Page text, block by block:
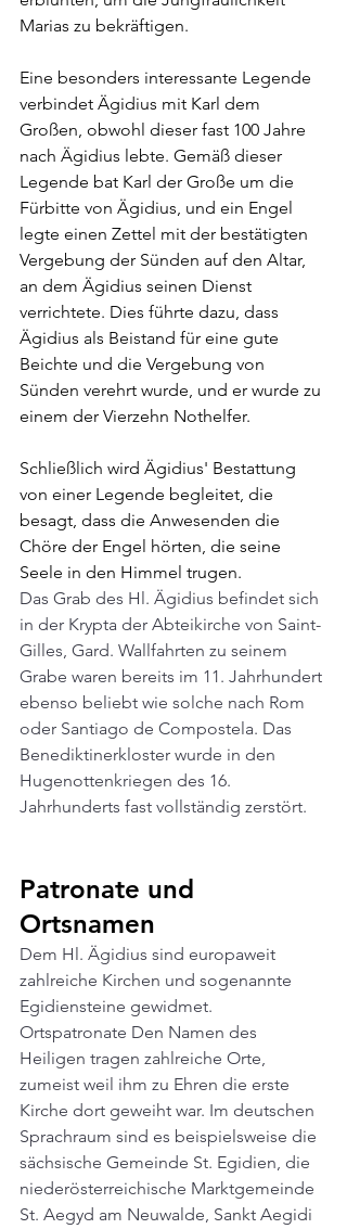
Marias zu bekräftigen.
Eine besonders interessante Legende
verbindet Ägidius mit Karl dem
Großen, obwohl dieser fast 100 Jahre
nach Ägidius lebte. Gemäß dieser
Legende bat Karl der Große um die
Fürbitte von Ägidius, und ein Engel
legte einen Zettel mit der bestätigten
Vergebung der Sünden auf den Altar,
an dem Ägidius seinen Dienst
verrichtete. Dies führte dazu, dass
Ägidius als Beistand für eine gute
Beichte und die Vergebung von
Sünden verehrt wurde, und er wurde zu
einem der Vierzehn Nothelfer.
Schließlich wird Ägidius' Bestattung
von einer Legende begleitet, die
besagt, dass die Anwesenden die
Chöre der Engel hörten, die seine
Seele in den Himmel trugen.
Das Grab des Hl. Ägidius befindet sich
in der Krypta der Abteikirche von Saint-
Gilles, Gard. Wallfahrten zu seinem
Grabe waren bereits im 11. Jahrhundert
ebenso beliebt wie solche nach Rom
oder Santiago de Compostela. Das
Benediktinerkloster wurde in den
Hugenottenkriegen des 16.
Jahrhunderts fast vollständig zerstört.
Patronate und
Ortsnamen
Dem Hl. Ägidius sind europaweit
zahlreiche Kirchen und sogenannte
Egidiensteine gewidmet.
Ortspatronate Den Namen des
Heiligen tragen zahlreiche Orte,
zumeist weil ihm zu Ehren die erste
Kirche dort geweiht war. Im deutschen
Sprachraum sind es beispielsweise die
sächsische Gemeinde St. Egidien, die
niederösterreichische Marktgemeinde
St. Aegyd am Neuwalde, Sankt Aegidi